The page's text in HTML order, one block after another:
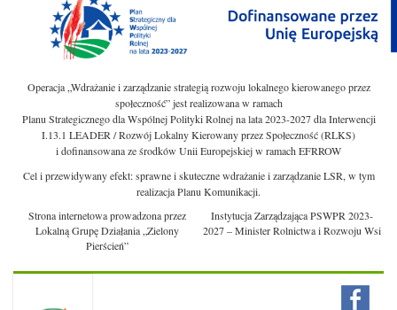
Operacja „Wdrażanie i zarządzanie strategią rozwoju lokalnego kierowanego przez
społeczność” jest realizowana w ramach
Planu Strategicznego dla Wspólnej Polityki Rolnej na lata 2023-2027 dla Interwencji
I.13.1 LEADER / Rozwój Lokalny Kierowany przez Społeczność (RLKS)
i dofinansowana ze środków Unii Europejskiej w ramach EFRROW
Cel i przewidywany efekt: sprawne i skuteczne wdrażanie i zarządzanie LSR, w tym
realizacja Planu Komunikacji.
Strona internetowa prowadzona przez
Lokalną Grupę Działania „Zielony
Pierścień”
Instytucja Zarządzająca PSWPR 2023-
2027 – Minister Rolnictwa i Rozwoju Wsi